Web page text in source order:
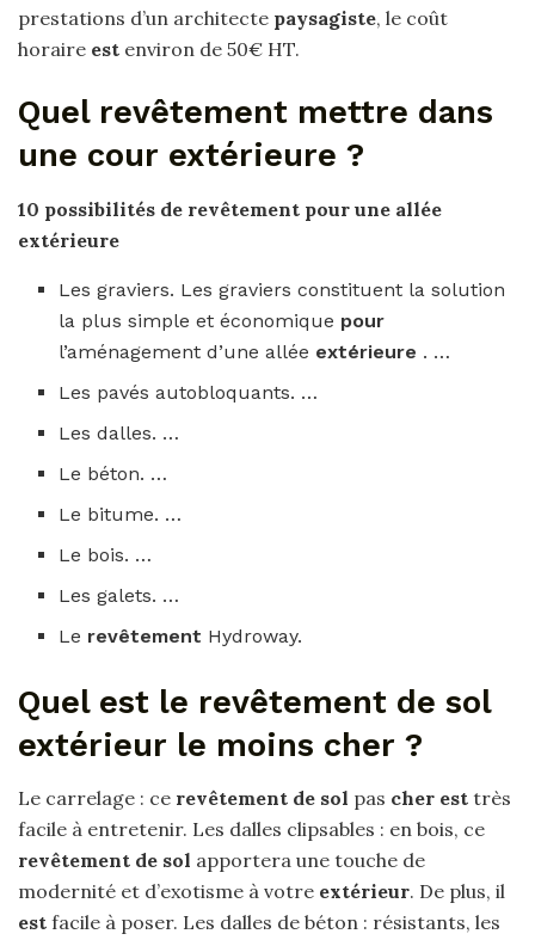
prestations d’un architecte paysagiste, le coût
horaire est environ de 50€ HT.
Quel revêtement mettre dans
une cour extérieure ?
10 possibilités de revêtement pour une allée
extérieure
Les graviers. Les graviers constituent la solution
la plus simple et économique pour
l’aménagement d’une allée extérieure . …
Les pavés autobloquants. …
Les dalles. …
Le béton. …
Le bitume. …
Le bois. …
Les galets. …
Le revêtement Hydroway.
Quel est le revêtement de sol
extérieur le moins cher ?
Le carrelage : ce revêtement de sol pas cher est très
facile à entretenir. Les dalles clipsables : en bois, ce
revêtement de sol apportera une touche de
modernité et d’exotisme à votre extérieur. De plus, il
est facile à poser. Les dalles de béton : résistants, les